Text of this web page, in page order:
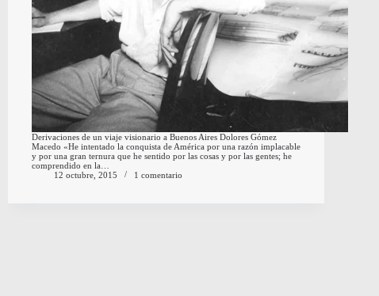
Derivaciones de un viaje visionario a Buenos Aires Dolores Gómez
Macedo «He intentado la conquista de América por una razón implacable
y por una gran ternura que he sentido por las cosas y por las gentes; he
comprendido en la…
12 octubre, 2015
1 comentario